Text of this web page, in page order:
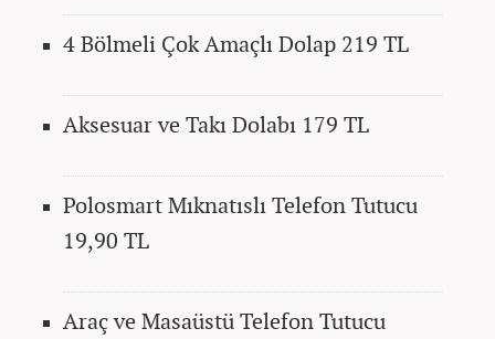
4 Bölmeli Çok Amaçlı Dolap 219 TL
Aksesuar ve Takı Dolabı 179 TL
Polosmart Mıknatıslı Telefon Tutucu
19,90 TL
Araç ve Masaüstü Telefon Tutucu